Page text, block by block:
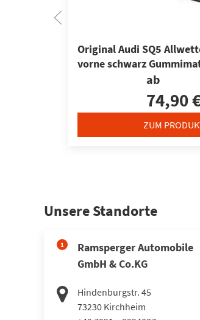
Original Audi SQ5
vorne schwarz
ab
74,90
ZUM
Unsere Standorte
1
Ramsperger Automobile
GmbH & Co.KG
Hindenburgstr. 45
73230 Kirchheim